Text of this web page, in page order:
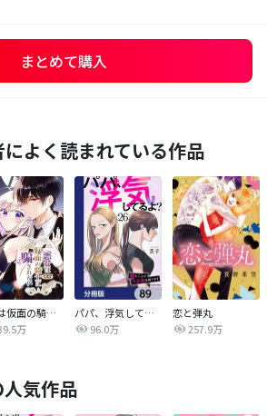
まとめて購入
よく読まれている作品
悪女は仮面の騎士に騙されない
万
パパ、浮気してるよ？娘と二人でクズ夫を捨てます【分冊版】
96.0万
恋と弾丸
257.9万
気作品